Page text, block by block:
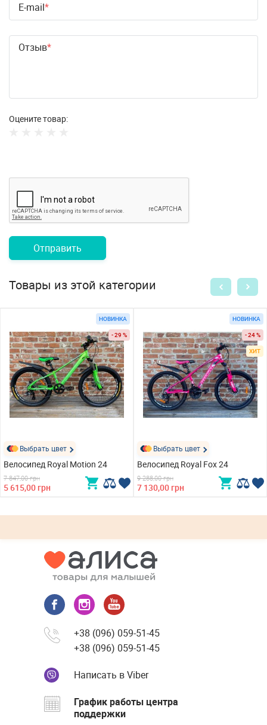
E-mail
Отзыв
Оцените товар:
Отправить
Товары из этой категории
НОВИНКА
- 29 %
Выбрать цвет
Велосипед Royal Motion 24
7 847,00 грн
5 615,00 грн
НОВИНКА
- 24 %
ХИТ
Выбрать цвет
Велосипед Royal Fox 24
9 288,00 грн
7 130,00 грн
+38 (096) 059-51-45
+38 (096) 059-51-45
Написать в Viber
График работы центра
поддержки